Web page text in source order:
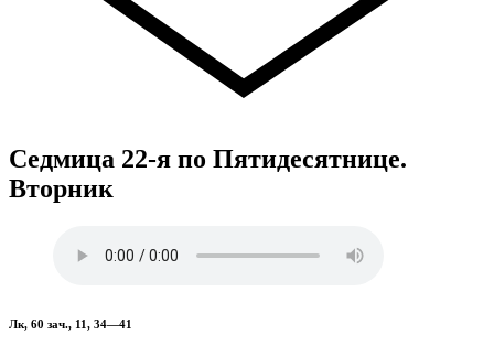
Седмица 22-я по Пятидесятнице.
Вторник
Лк, 60 зач., 11, 34—41